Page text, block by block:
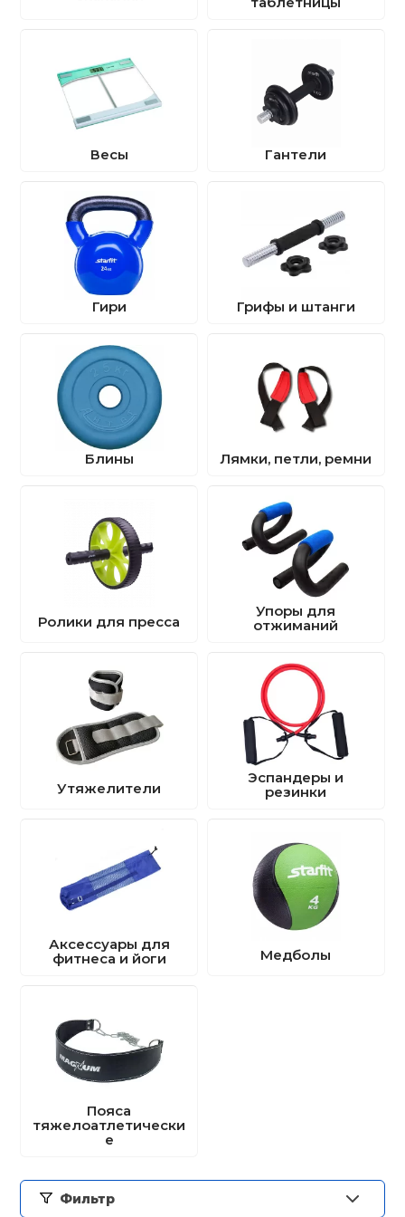
Ролики для
Упоры для
Утяжелители
Аксессуары
йоги
Медболы
Пояса
Sportex (1)
StarFit (55)
Titan (
2)
Torres (2)
Viking (1)
Well Hockey (4)
Антат (2)
Домашние тренажеры
Весы Гантели
Гири Грифы и штанги
Блины Лямки, петли, ремни
Ролики для пресса
Упоры для
отжиманий
Утяжелители
Эспандеры и
резинки
Аксессуары для
фитнеса и йоги
Медболы
Пояса
тяжелоатлетически
е
Фильтр